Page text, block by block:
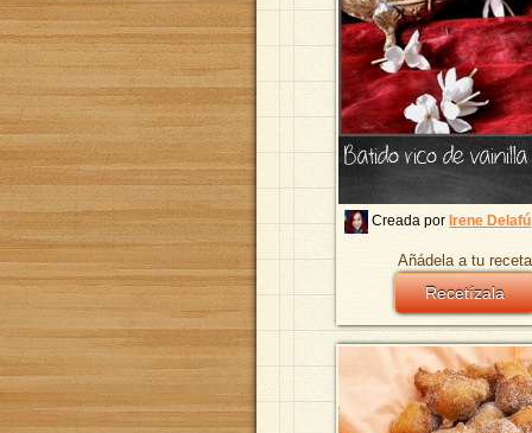
Batido rico de vainilla
Creada por Irene Delafú
Añádela a tu
Recetízala